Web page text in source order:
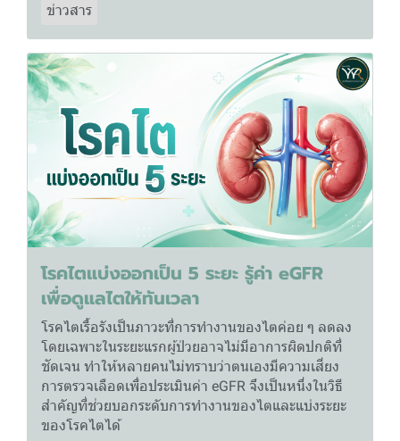
ข่าวสาร
โรคไตแบ่งออกเป็น 5 ระยะ รู้ค่า eGFR
เพื่อดูแลไตให้ทันเวลา
โรคไตเรื้อรังเป็นภาวะที่การทำงานของไตค่อย ๆ ลดลง
โดยเฉพาะในระยะแรกผู้ป่วยอาจไม่มีอาการผิดปกติที่
ชัดเจน ทำให้หลายคนไม่ทราบว่าตนเองมีความเสี่ยง
การตรวจเลือดเพื่อประเมินค่า eGFR จึงเป็นหนึ่งในวิธี
สำคัญที่ช่วยบอกระดับการทำงานของไตและแบ่งระยะ
ของโรคไตได้